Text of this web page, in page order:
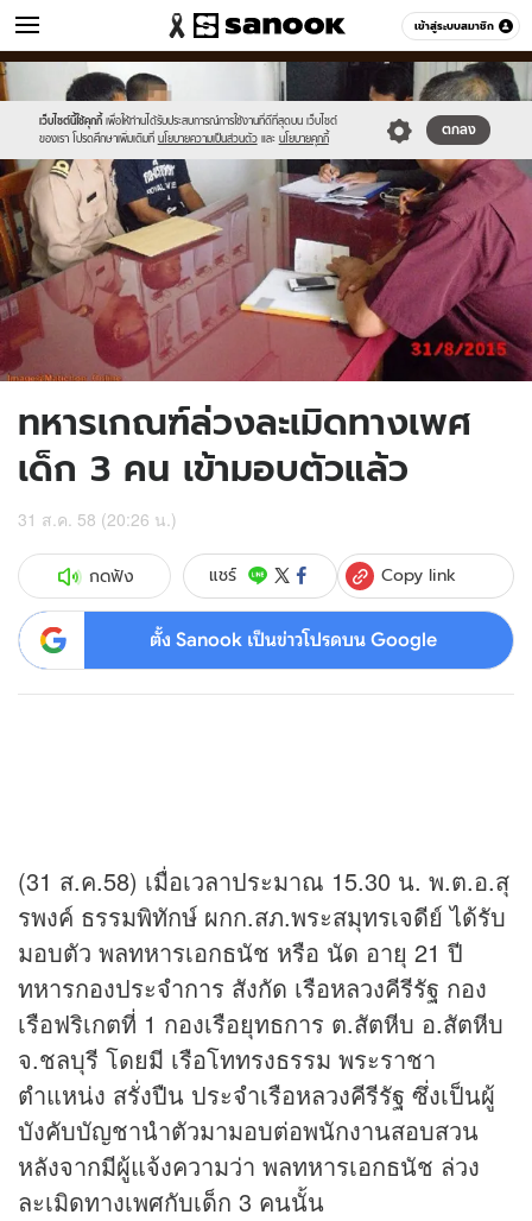
เข้าสู่ระบบสมาชิก
ข่าว หมวดอื่นๆ
เว็บไซต์นี้ใช้คุกกี้ เพื่อให้ท่านได้รับประสบการณ์การใช้งานที่ดีที่สุดบน เว็บไซต์
ของเรา โปรดศึกษาเพิ่มเติมที่ นโยบายความเป็นส่วนตัว และ นโยบายคุกกี้
ตกลง
Sanook
//s.isanook.com/sr/0/images/logo-
new-
sanook.png
//s.isanook.com/ns/0/ud/371/1857566/dcevrefbv.jpg
ทหารเกณฑ์ล่วงละเมิดทางเพศ
เด็ก 3 คน เข้ามอบตัวแล้ว
31 ส.ค. 58 (20:26 น.)
กดฟัง แชร์ Copy link
ตั้ง Sanook เป็นข่าวโปรดบน Google
(31 ส.ค.58) เมื่อเวลาประมาณ 15.30 น. พ.ต.อ.สุ
รพงค์ ธรรมพิทักษ์ ผกก.สภ.พระสมุทรเจดีย์ ได้รับ
มอบตัว พลทหารเอกธนัช หรือ นัด อายุ 21 ปี
ทหารกองประจำการ สังกัด เรือหลวงคีรีรัฐ กอง
เรือฟริเกตที่ 1 กองเรือยุทธการ ต.สัตหีบ อ.สัตหีบ
จ.ชลบุรี โดยมี เรือโททรงธรรม พระราชา
ตำแหน่ง สรั่งปืน ประจำเรือหลวงคีรีรัฐ ซึ่งเป็นผู้
บังคับบัญชานำตัวมามอบต่อพนักงานสอบสวน
หลังจากมีผู้แจ้งความว่า พลทหารเอกธนัช ล่วง
ละเมิดทางเพศกับเด็ก 3 คนนั้น